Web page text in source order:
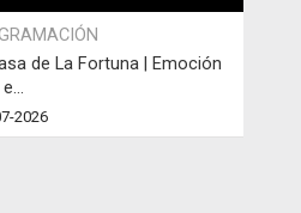
de La Fortuna | Emoción
2026